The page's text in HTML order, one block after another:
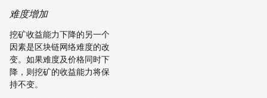
难度增加
挖矿收益能力下降的另一个
因素是区块链网络难度的改
变。如果难度及价格同时下
降，则挖矿的收益能力将保
持不变。